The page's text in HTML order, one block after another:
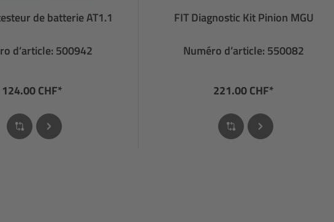
de batterie AT1.1
d’article: 500942
124.00 CHF*
FIT Diagnostic Kit Pinion MGU
Numéro d’article: 550082
221.00 CHF*